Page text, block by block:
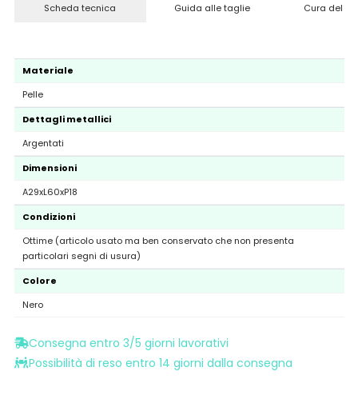
Scheda tecnica Guida alle taglie Cura del
Materiale
Pelle
Dettagli metallici
Argentati
Dimensioni
A29xL60xP18
Condizioni
Ottime (articolo usato ma ben conservato che non presenta
particolari segni di usura)
Colore
Nero
Consegna entro 3/5 giorni lavorativi
Possibilità di reso entro 14 giorni dalla consegna